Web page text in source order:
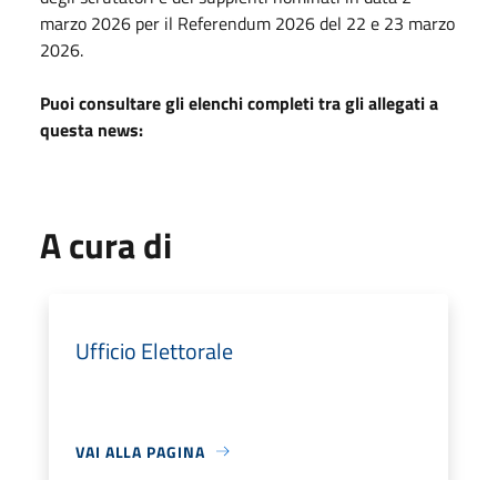
marzo 2026 per il Referendum 2026 del 22 e 23 marzo
2026.
Puoi consultare gli elenchi completi tra gli allegati a
questa news:
A cura di
Ufficio Elettorale
VAI ALLA PAGINA